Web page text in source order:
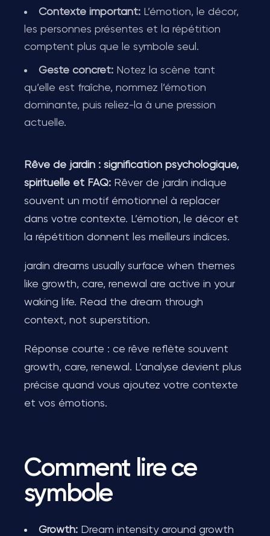
Contexte important: L’émotion, le décor,
les personnes présentes et la répétition
comptent plus que le symbole seul.
Geste concret: Notez la scène tant
qu’elle est fraîche, nommez l’émotion
dominante, puis reliez-la à une pression
actuelle.
Rêve de jardin : signification psychologique,
spirituelle et FAQ: Rêver de jardin indique
souvent un motif émotionnel à replacer
dans votre contexte. L’émotion, le décor et
la répétition donnent les meilleurs indices.
jardin dreams usually surface when themes
like growth, care, renewal are active in your
waking life. Read the dream through
context, not superstition.
Réponse courte : ce rêve reflète souvent
growth, care, renewal. L’analyse devient plus
précise quand vous ajoutez votre contexte
et vos émotions.
Comment lire ce
symbole
Growth: Dream intensity around growth